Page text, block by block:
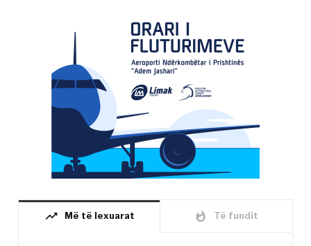
trending_up Më të lexuarat whatshot Të fundit